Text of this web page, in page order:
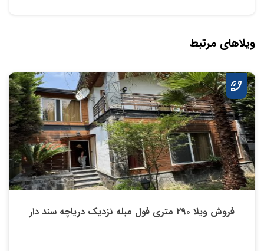
ویلاهای مرتبط
فروش ویلا ۲۹۰ متری فول مبله نزدیک دریاچه سند دار